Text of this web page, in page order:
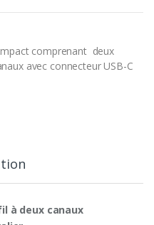
comprenant deux
avec connecteur USB-C
à deux canaux